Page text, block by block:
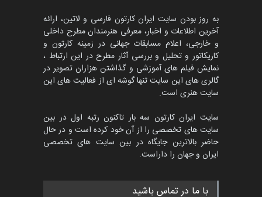
جشنواره بین‌المللی کارتون
مدارس پرتغال، ۲۰۲۷
مهلت 4 ماه دیگر
پنجمین مسابقۀ بین‌المللی
کارتون طنز «کلاه‌ای…
مهلت
به روز بودن سایت ایران کارتون فارسی و لاتین، ارائه
آخرین اطلاعات و اخبار، معرفی هنرمندان مطرح داخلی
و خارجی، اعلام مسابقات جهانی در زمینه کارتون و
کاریکاتور و تحلیل و بررسی آثار مطرح در این ارتباط ،
نمایش فیلم های آموزشی و گذاشتن هزاران تصویر در
گالری های این سایت تنها گوشه ای از فعالیت های این
سایت هنری است.
سایت ایران کارتون سه بار تاکنون رتبه اول در بین
سایت های تخصصی را از آن خود کرده است و در حال
حاضر بالاترین جایگاه در بین سایت های تخصصی
ایران و جهان را داراست.
با ما در تماس باشید